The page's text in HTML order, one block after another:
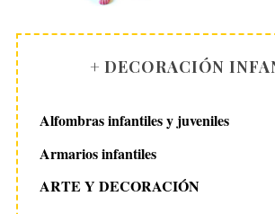
+ DECORACIÓN
Alfombras infantiles y juveniles
Armarios infantiles
ARTE Y DECORACIÓN